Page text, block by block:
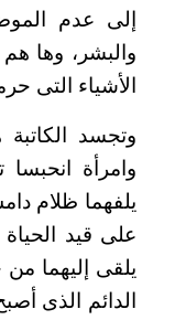
إلى عدم
والبشر، وها
الأشياء التى
وتجسد
وامرأة
يلفهما ظلام
على قيد
يلقى إليهما
الدائم الذى